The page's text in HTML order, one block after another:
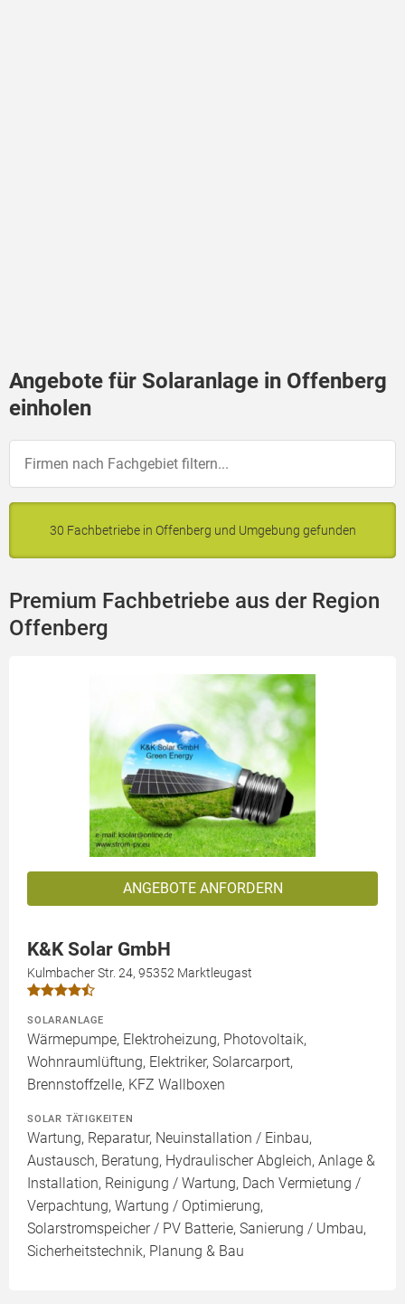
Angebote für Solaranlage in Offenberg
einholen
30 Fachbetriebe in Offenberg und Umgebung gefunden
Premium Fachbetriebe aus der Region
Offenberg
ANGEBOTE ANFORDERN
K&K Solar GmbH
Kulmbacher Str. 24, 95352 Marktleugast
SOLARANLAGE
Wärmepumpe, Elektroheizung, Photovoltaik,
Wohnraumlüftung, Elektriker, Solarcarport,
Brennstoffzelle, KFZ Wallboxen
SOLAR TÄTIGKEITEN
Wartung, Reparatur, Neuinstallation / Einbau,
Austausch, Beratung, Hydraulischer Abgleich, Anlage &
Installation, Reinigung / Wartung, Dach Vermietung /
Verpachtung, Wartung / Optimierung,
Solarstromspeicher / PV Batterie, Sanierung / Umbau,
Sicherheitstechnik, Planung & Bau